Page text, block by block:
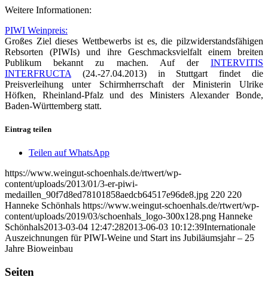
Weitere Informationen:
PIWI Weinpreis:
Großes Ziel dieses Wettbewerbs ist es, die pilzwiderstandsfähigen
Rebsorten (PIWIs) und ihre Geschmacksvielfalt einem breiten
Publikum bekannt zu machen. Auf der INTERVITIS
INTERFRUCTA (24.-27.04.2013) in Stuttgart findet die
Preisverleihung unter Schirmherrschaft der Ministerin Ulrike
Höfken, Rheinland-Pfalz und des Ministers Alexander Bonde,
Baden-Württemberg statt.
Eintrag teilen
Teilen auf WhatsApp
https://www.weingut-schoenhals.de/rtwert/wp-
content/uploads/2013/01/3-er-piwi-
medaillen_90f7d8ed78101858aedcb64517e96de8.jpg 220 220
Hanneke Schönhals https://www.weingut-schoenhals.de/rtwert/wp-
content/uploads/2019/03/schoenhals_logo-300x128.png Hanneke
Schönhals2013-03-04 12:47:282013-06-03 10:12:39Internationale
Auszeichnungen für PIWI-Weine und Start ins Jubiläumsjahr – 25
Jahre Bioweinbau
Seiten